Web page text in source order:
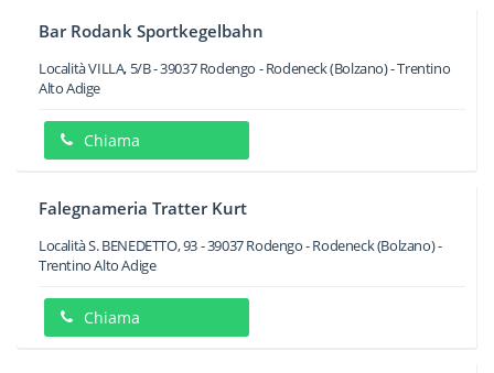
Bar Rodank Sportkegelbahn
Località VILLA, 5/B-39037 Rodengo - Rodeneck(Bolzano) -Trentino
Alto Adige
Chiama
Falegnameria Tratter Kurt
Località S. BENEDETTO, 93-39037Rodengo - Rodeneck(Bolzano) -
Trentino Alto Adige
Chiama